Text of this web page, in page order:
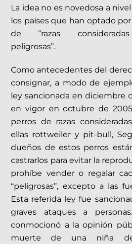
La idea no es novedosa a
los países que han optado
de “razas
peligrosas”.
Como antecedentes del
consignar, a modo de
ley sancionada en diciembre
en vigor en octubre de
perros de razas
ellas rottweiler y pit-bull,
dueños de estos perros
castrarlos para evitar la
prohíbe vender o regalar
“peligrosas”, excepto a las
Esta referida ley fue
graves ataques a
conmocionó a la opinión
muerte de una niña